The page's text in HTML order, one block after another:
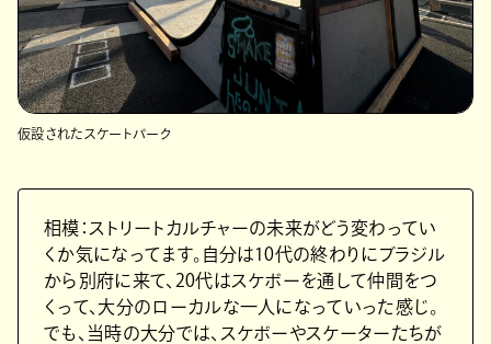
仮設されたスケートパーク
相模：ストリートカルチャーの未来がどう変わってい
くか気になってます。自分は10代の終わりにブラジル
から別府に来て、20代はスケボーを通して仲間をつ
くって、大分のローカルな一人になっていった感じ。
でも、当時の大分では、スケボーやスケーターたちが